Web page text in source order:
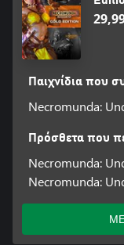
Παιχνίδια που
Necromunda:
Πρόσθετα που
Necromunda:
Necromunda: